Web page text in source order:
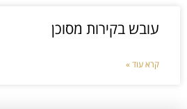
עובש בקירות מסוכן
קרא עוד »